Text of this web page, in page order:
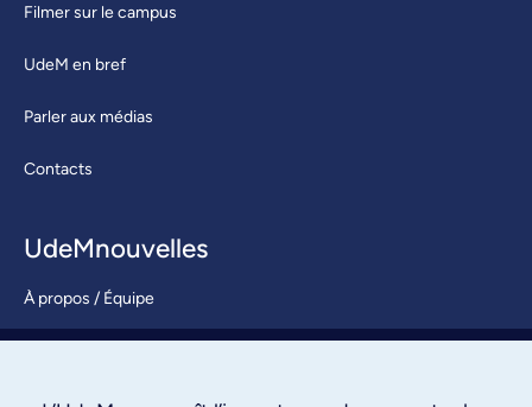
Filmer sur le campus
UdeM en bref
Parler aux médias
Contacts
UdeMnouvelles
À propos / Équipe
S’abonner